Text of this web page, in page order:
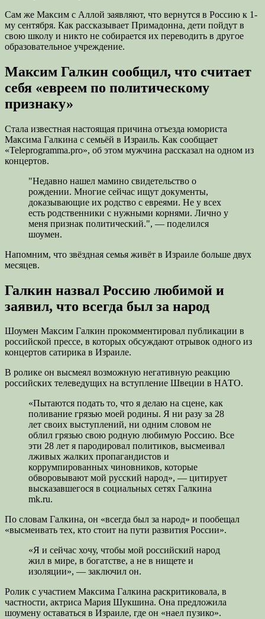
Сам же Максим с Аллой заявляют, что вернутся в Россию к 1-
му сентября. Как рассказывает Примадонна, дети пойдут в
свою школу и никто не собирается их переводить в другое
образовательное учреждение.
Максим Галкин сообщил, что считает
себя «евреем по политическому
признаку»
Стала известная настоящая причина отъезда юмориста
Максима Галкина с семьёй в Израиль. Как сообщает
«Teleprogramma.pro», об этом мужчина рассказал на одном из
концертов.
"Недавно нашел мамино свидетельство о
рождении. Многие сейчас ищут документы,
доказывающие их родство с евреями. Не у всех
есть родственники с нужными корнями. Лично у
меня признак политический.", — поделился
шоумен.
Напомним, что звёздная семья живёт в Израиле больше двух
месяцев.
Галкин назвал Россию любимой и
заявил, что всегда был за народ
Шоумен Максим Галкин прокомментировал публикации в
российской прессе, в которых обсуждают отрывок одного из
концертов сатирика в Израиле.
В ролике он высмеял возможную негативную реакцию
российских телеведущих на вступление Швеции в НАТО.
«Пытаются подать то, что я делаю на сцене, как
поливание грязью моей родины. Я ни разу за 28
лет своих выступлений, ни одним словом не
облил грязью свою родную любимую Россию. Все
эти 28 лет я пародировал политиков, высмеивал
лживых жалких пропагандистов и
коррумпированных чиновников, которые
обворовывают мой русский народ», — цитирует
высказавшегося в социальных сетях Галкина
mk.ru.
По словам Галкина, он «всегда был за народ» и пообещал
«высмеивать тех, кто стоит на пути развития России».
«Я и сейчас хочу, чтобы мой российский народ
жил в мире, в богатстве, а не в нищете и
изоляции», — заключил он.
Ролик с участием Максима Галкина раскритиковала, в
частности, актриса Мария Шукшина. Она предложила
шоумену оставаться в Израиле, где он «наел пузико».